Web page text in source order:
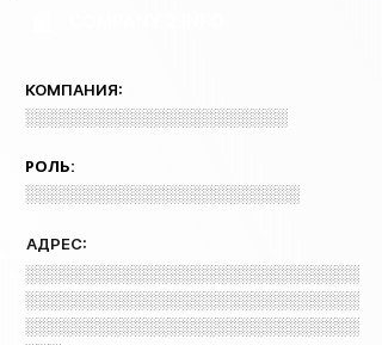
КОМПАНИЯ:
░░░░░░░░░░░░░░░░░░░░░░
РОЛЬ:
░░░░░░░░░░░░░░░░░░░░░░░
АДРЕС:
░░░░░░░░░░░░░░░░░░░░░░░░░░░░
░░░░░░░░░░░░░░░░░░░░░░░░░░░░
░░░░░░░░░░░░░░░░░░░░░░░░░░░░